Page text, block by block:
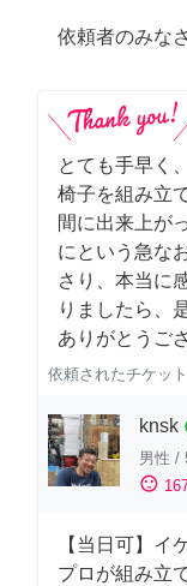
依頼者のみな
とても手早く
椅子を組み立
間に出来上が
にという急な
さり、本当に
りましたら、
ありがとうご
依頼されたチケット
knsk
男性 /
sentiment_satisfied
【当日可】イ
プロが組み立